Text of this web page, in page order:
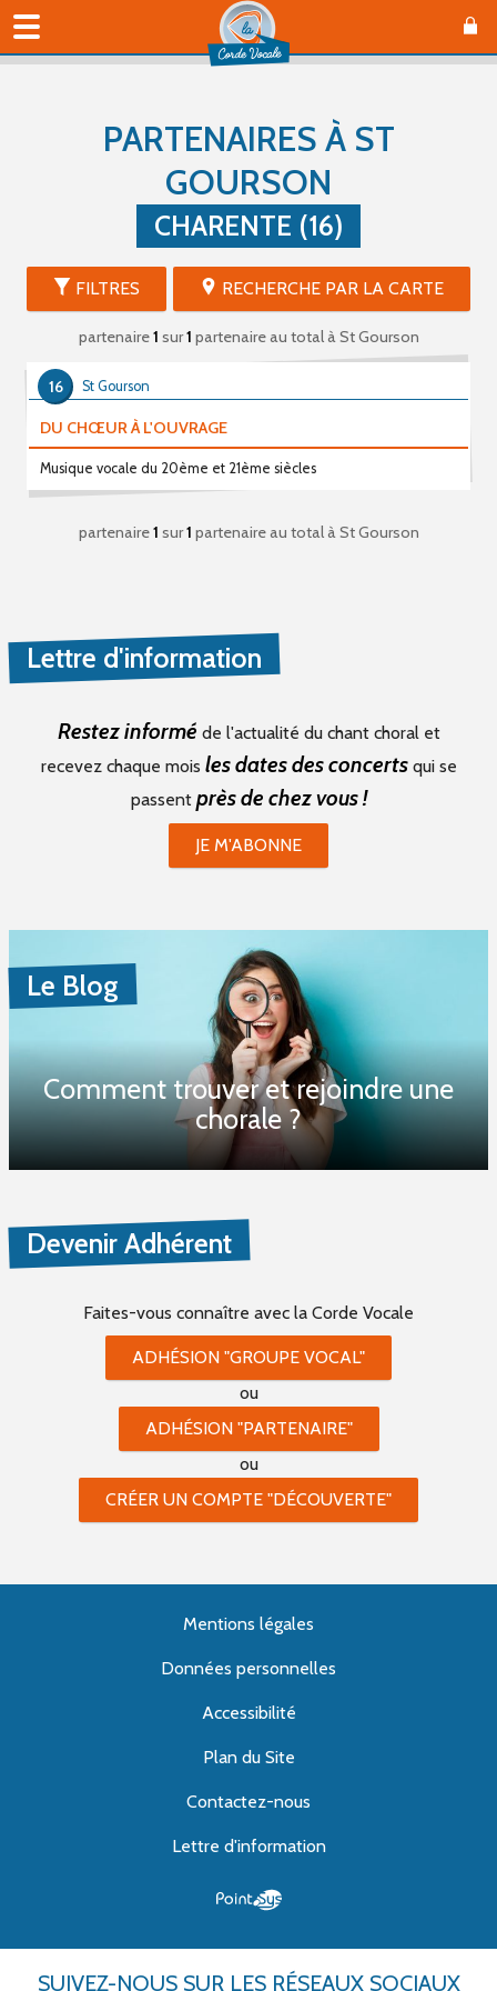
PARTENAIRES À ST
GOURSON
CHARENTE (16)
FILTRES RECHERCHE PAR LA CARTE
partenaire1 sur1 partenaire au totalà St Gourson
DU CHŒUR À L'OUVRAGE
Musique vocale du 20ème et 21ème siècles
St Gourson
16
partenaire1 sur1 partenaire au totalà St Gourson
Lettre d'information
Restez informé de l'actualité du chant choral et
recevez chaque mois les dates des concertsqui se
passent près de chez vous !
JE M'ABONNE
Le Blog
Comment trouver et rejoindre une
chorale ?
Devenir Adhérent
Faites-vous connaître avec la Corde Vocale
ADHÉSION "GROUPE VOCAL"
ou
ADHÉSION "PARTENAIRE"
ou
CRÉER UN COMPTE "DÉCOUVERTE"
Mentions légales
Données personnelles
Accessibilité
Plan du Site
Contactez-nous
Lettre d'information
SUIVEZ-NOUS SUR LES RÉSEAUX SOCIAUX